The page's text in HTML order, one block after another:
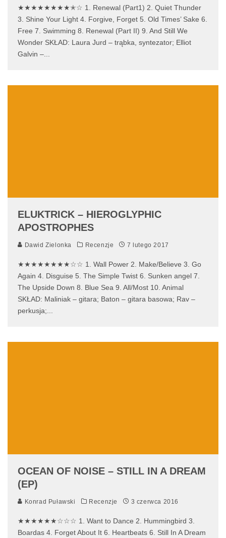
★★★★★★★★✭☆ 1. Renewal (Part1) 2. Quiet Thunder
3. Shine Your Light 4. Forgive, Forget 5. Old Times’ Sake 6.
Free 7. Swimming 8. Renewal (Part II) 9. And Still We
Wonder SKŁAD: Laura Jurd – trąbka, syntezator; Elliot
Galvin –
ELUKTRICK – HIEROGLYPHIC
APOSTROPHES
Dawid Zielonka Recenzje 7 lutego 2017
★★★★★★★★☆☆ 1. Wall Power 2. Make/Believe 3. Go
Again 4. Disguise 5. The Simple Twist 6. Sunken angel 7.
The Upside Down 8. Blue Sea 9. All/Most 10. Animal
SKŁAD: Maliniak – gitara; Baton – gitara basowa; Rav –
perkusja;
OCEAN OF NOISE – STILL IN A DREAM
(EP)
Konrad Puławski Recenzje 3 czerwca 2016
★★★★★★☆☆☆ 1. Want to Dance 2. Hummingbird 3.
Boardas 4. Forget About It 6. Heartbeats 6. Still In A Dream